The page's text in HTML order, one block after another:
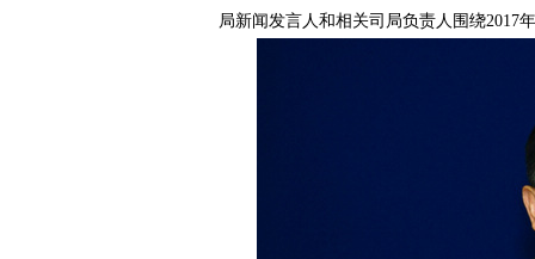
局新闻发言人和相关司局负责人围绕2017